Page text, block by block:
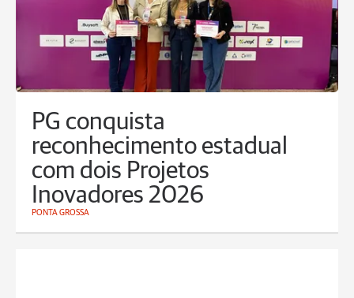
PG conquista
reconhecimento estadual
com dois Projetos
Inovadores 2026
PONTA GROSSA